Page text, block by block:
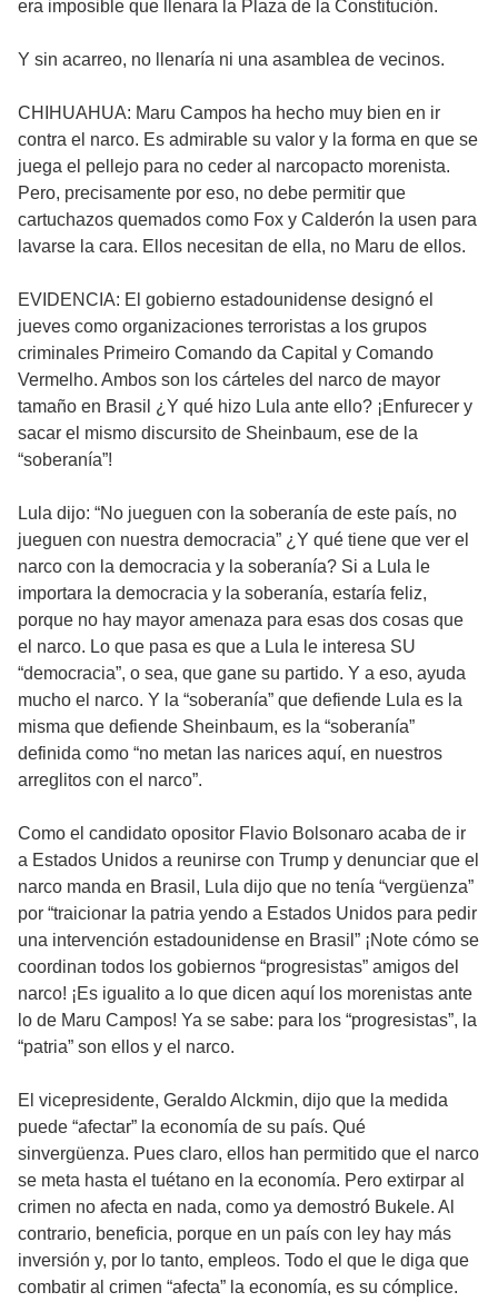
era imposible que llenara la Plaza de la Constitución.
Y sin acarreo, no llenaría ni una asamblea de vecinos.
CHIHUAHUA: Maru Campos ha hecho muy bien en ir
contra el narco. Es admirable su valor y la forma en que se
juega el pellejo para no ceder al narcopacto morenista.
Pero, precisamente por eso, no debe permitir que
cartuchazos quemados como Fox y Calderón la usen para
lavarse la cara. Ellos necesitan de ella, no Maru de ellos.
EVIDENCIA: El gobierno estadounidense designó el
jueves como organizaciones terroristas a los grupos
criminales Primeiro Comando da Capital y Comando
Vermelho. Ambos son los cárteles del narco de mayor
tamaño en Brasil ¿Y qué hizo Lula ante ello? ¡Enfurecer y
sacar el mismo discursito de Sheinbaum, ese de la
“soberanía”!
Lula dijo: “No jueguen con la soberanía de este país, no
jueguen con nuestra democracia” ¿Y qué tiene que ver el
narco con la democracia y la soberanía? Si a Lula le
importara la democracia y la soberanía, estaría feliz,
porque no hay mayor amenaza para esas dos cosas que
el narco. Lo que pasa es que a Lula le interesa SU
“democracia”, o sea, que gane su partido. Y a eso, ayuda
mucho el narco. Y la “soberanía” que defiende Lula es la
misma que defiende Sheinbaum, es la “soberanía”
definida como “no metan las narices aquí, en nuestros
arreglitos con el narco”.
Como el candidato opositor Flavio Bolsonaro acaba de ir
a Estados Unidos a reunirse con Trump y denunciar que el
narco manda en Brasil, Lula dijo que no tenía “vergüenza”
por “traicionar la patria yendo a Estados Unidos para pedir
una intervención estadounidense en Brasil” ¡Note cómo se
coordinan todos los gobiernos “progresistas” amigos del
narco! ¡Es igualito a lo que dicen aquí los morenistas ante
lo de Maru Campos! Ya se sabe: para los “progresistas”, la
“patria” son ellos y el narco.
El vicepresidente, Geraldo Alckmin, dijo que la medida
puede “afectar” la economía de su país. Qué
sinvergüenza. Pues claro, ellos han permitido que el narco
se meta hasta el tuétano en la economía. Pero extirpar al
crimen no afecta en nada, como ya demostró Bukele. Al
contrario, beneficia, porque en un país con ley hay más
inversión y, por lo tanto, empleos. Todo el que le diga que
combatir al crimen “afecta” la economía, es su cómplice.